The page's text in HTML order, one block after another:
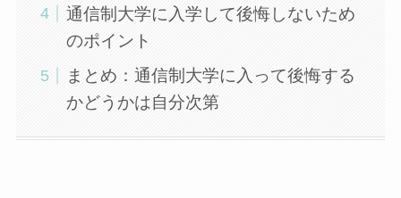
通信制大学に入学して後悔しないため
のポイント
まとめ：通信制大学に入って後悔する
かどうかは自分次第